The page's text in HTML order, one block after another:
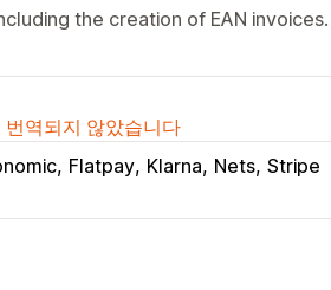
the creation of EAN invoices.
역되지 않았습니다
Flatpay Klarna Nets Stripe